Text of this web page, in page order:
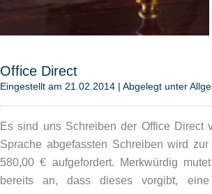
Office Direct
Eingestellt am 21.02.2014 | Abgelegt unter
Es sind uns Schreiben der Office Direct
Sprache abgefassten Schreiben wird
580,00 € aufgefordert. Merkwürdig
bereits an, dass dieses vorgibt,